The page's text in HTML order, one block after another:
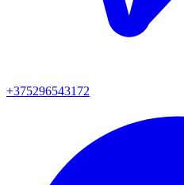
+375296543172